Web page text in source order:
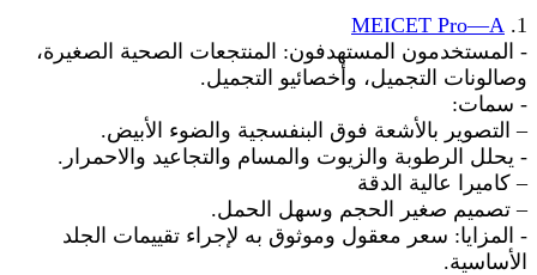
1.
MEICET Pro—A
- المستخدمون المستهدفون: المنتجعات الصحية الصغيرة،
وصالونات التجميل، وأخصائيو التجميل.
- سمات:
– التصوير بالأشعة فوق البنفسجية والضوء الأبيض.
- يحلل الرطوبة والزيوت والمسام والتجاعيد والاحمرار.
– كاميرا عالية الدقة
– تصميم صغير الحجم وسهل الحمل.
- المزايا: سعر معقول وموثوق به لإجراء تقييمات الجلد
الأساسية.